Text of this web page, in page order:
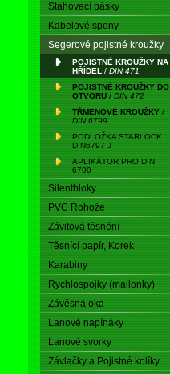
Stahovací pásky
Kabelové spony
Segerové pojistné kroužky
POJISTNÉ KROUŽKY NA
HŘÍDEL / DIN 471
POJISTNÉ KROUŽKY DO
OTVORU / DIN 472
TŘMENOVÉ KROUŽKY /
DIN 6799
PODLOŽKA STARLOCK
DIN6797 J
APLIKÁTOR PRO DIN
6799
Silentbloky
PVC Rohože
Závitová těsnění
Těsnící papír, Korek
Karabiny
Rychlospojky (mailonky)
Závěsná oka
Lanové napínáky
Lanové svorky
Závlačky a Pojistné kolíky